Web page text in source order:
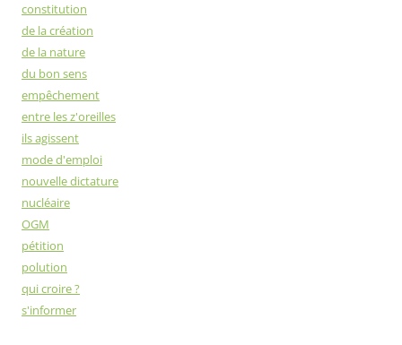
constitution
de la création
de la nature
du bon sens
empêchement
entre les z'oreilles
ils agissent
mode d'emploi
nouvelle dictature
nucléaire
OGM
pétition
polution
qui croire ?
s'informer